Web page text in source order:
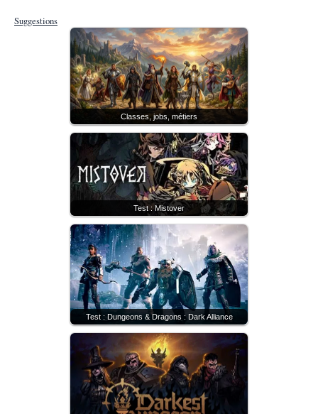
Suggestions
Classes, jobs, métiers
Test : Mistover
Test : Dungeons & Dragons : Dark Alliance